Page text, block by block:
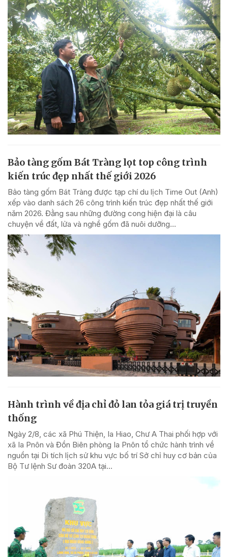
Bảo tàng gốm Bát Tràng lọt top công trình
kiến trúc đẹp nhất thế giới 2026
Bảo tàng gốm Bát Tràng được tạp chí du lịch Time Out (Anh)
xếp vào danh sách 26 công trình kiến trúc đẹp nhất thế giới
năm 2026. Đằng sau những đường cong hiện đại là câu
chuyện về đất, lửa và nghề gốm đã nuôi dưỡng...
Hành trình về địa chỉ đỏ lan tỏa giá trị truyền
thống
Ngày 2/8, các xã Phú Thiện, Ia Hiao, Chư A Thai phối hợp với
xã Ia Pnôn và Đồn Biên phòng Ia Pnôn tổ chức hành trình về
nguồn tại Di tích lịch sử khu vực bố trí Sở chỉ huy cơ bản của
Bộ Tư lệnh Sư đoàn 320A tại...